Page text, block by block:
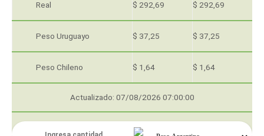
Real $ 292,69 $ 292,69
Peso Uruguayo $ 37,25 $ 37,25
Peso Chileno $ 1,64 $ 1,64
Actualizado: 07/08/2026 07:00:00